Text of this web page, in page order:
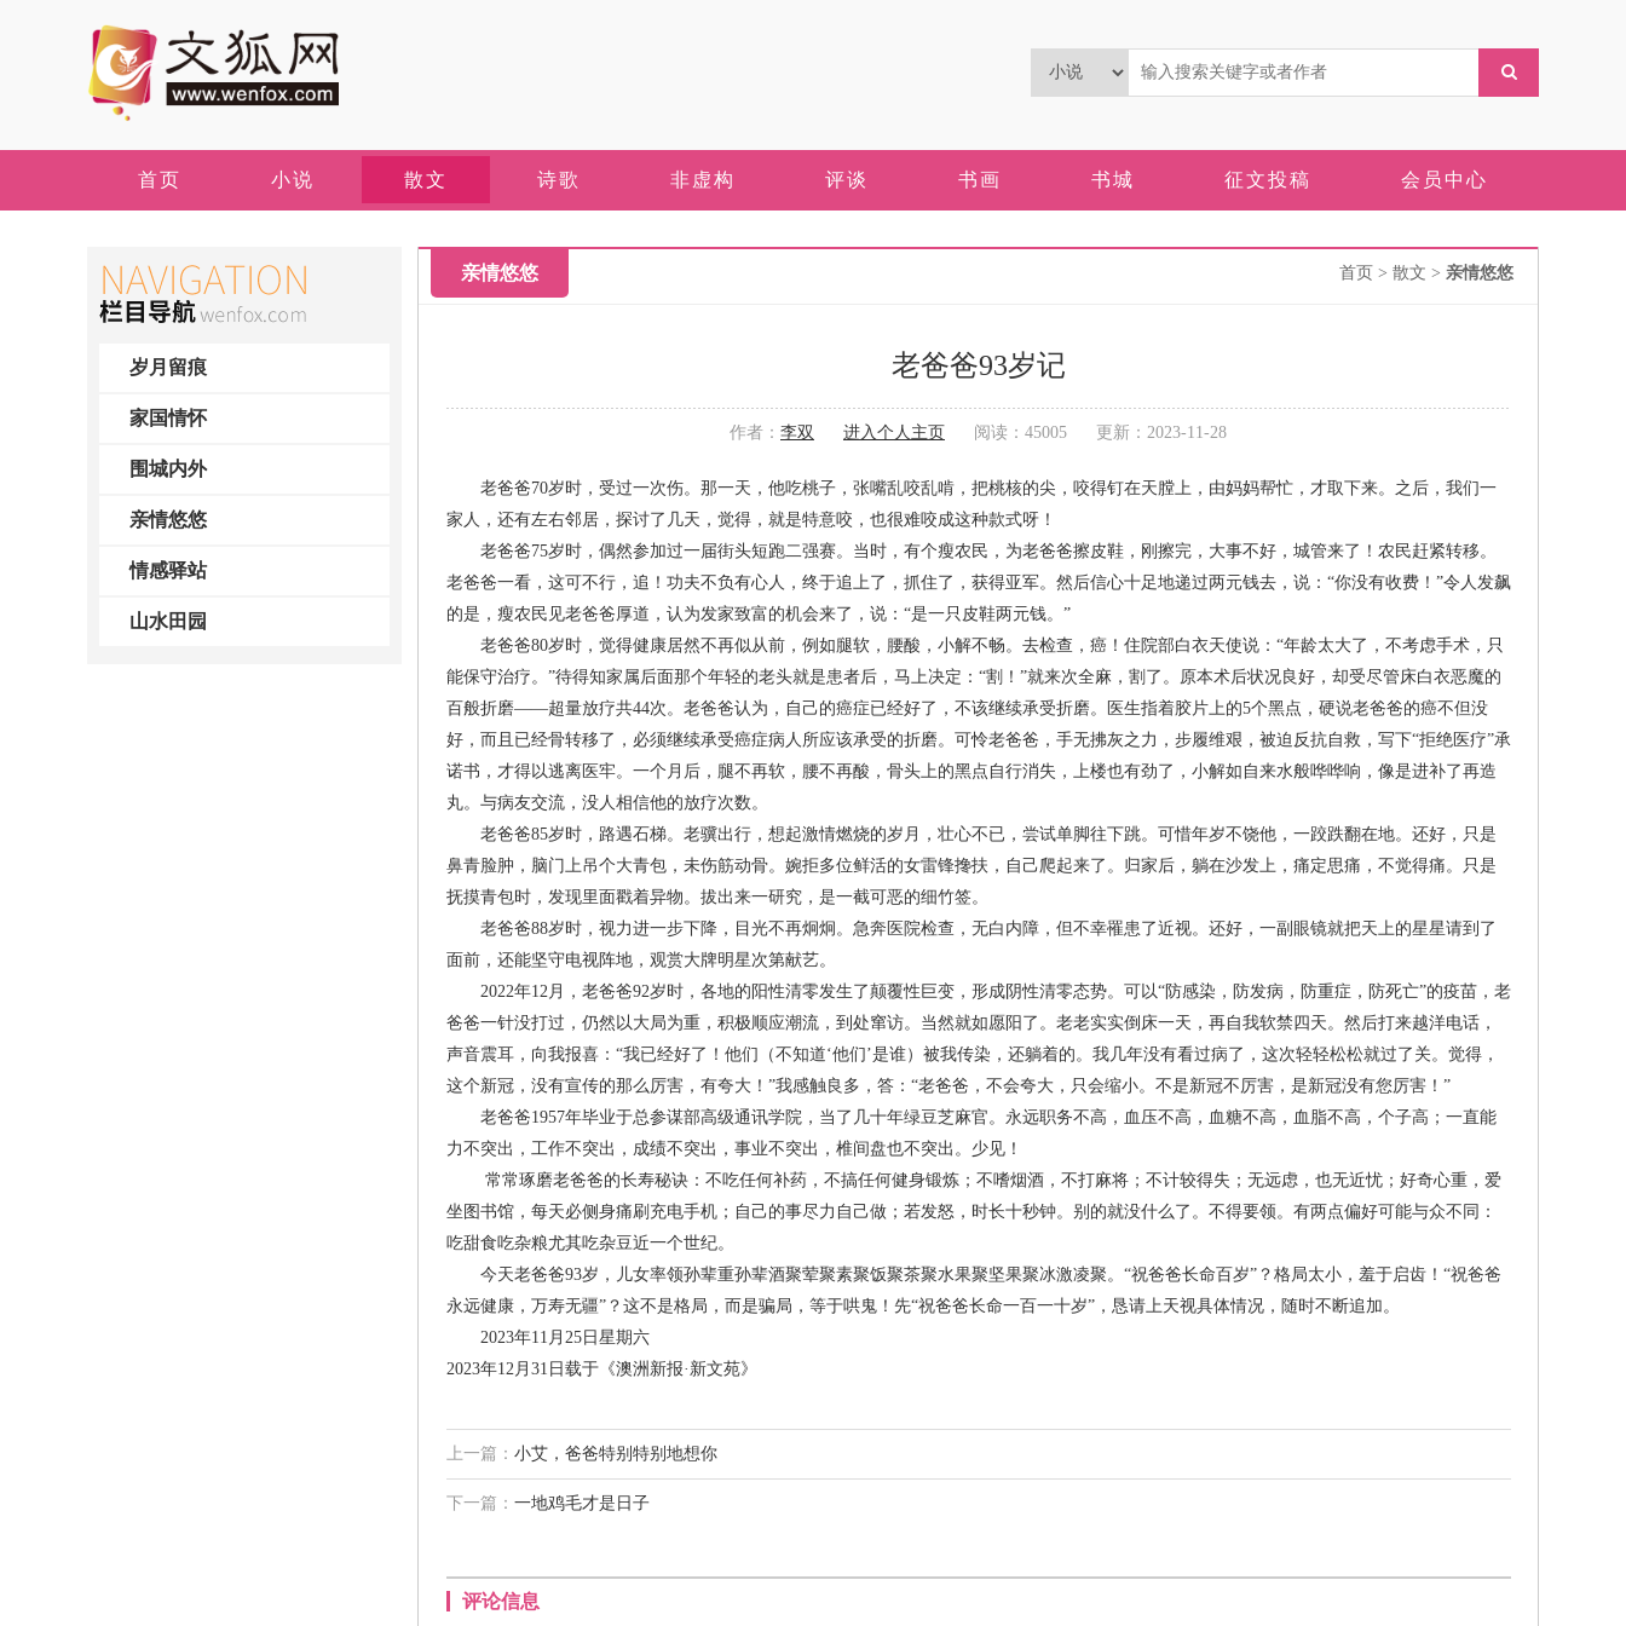
首页 小说 散文 诗歌 非虚构 评谈 书画 书城 征文投稿 会员中心
岁月留痕
家国情怀
围城内外
亲情悠悠
情感驿站
山水田园
亲情悠悠 首页 > 散文 > 亲情悠悠
老爸爸93岁记
作者： 李双 进入个人主页 阅读：45005 更新：2023-11-28
老爸爸70岁时，受过一次伤。那一天，他吃桃子，张嘴乱咬乱啃，把桃核的尖，咬得钉在天膛上，由妈妈帮忙，才取下来。之后，我们一
家人，还有左右邻居，探讨了几天，觉得，就是特意咬，也很难咬成这种款式呀！
老爸爸75岁时，偶然参加过一届街头短跑二强赛。当时，有个瘦农民，为老爸爸擦皮鞋，刚擦完，大事不好，城管来了！农民赶紧转移。
老爸爸一看，这可不行，追！功夫不负有心人，终于追上了，抓住了，获得亚军。然后信心十足地递过两元钱去，说：“你没有收费！”令人发飙
的是，瘦农民见老爸爸厚道，认为发家致富的机会来了，说：“是一只皮鞋两元钱。”
老爸爸80岁时，觉得健康居然不再似从前，例如腿软，腰酸，小解不畅。去检查，癌！住院部白衣天使说：“年龄太大了，不考虑手术，只
能保守治疗。”待得知家属后面那个年轻的老头就是患者后，马上决定：“割！”就来次全麻，割了。原本术后状况良好，却受尽管床白衣恶魔的
百般折磨——超量放疗共44次。老爸爸认为，自己的癌症已经好了，不该继续承受折磨。医生指着胶片上的5个黑点，硬说老爸爸的癌不但没
好，而且已经骨转移了，必须继续承受癌症病人所应该承受的折磨。可怜老爸爸，手无拂灰之力，步履维艰，被迫反抗自救，写下“拒绝医疗”承
诺书，才得以逃离医牢。一个月后，腿不再软，腰不再酸，骨头上的黑点自行消失，上楼也有劲了，小解如自来水般哗哗响，像是进补了再造
丸。与病友交流，没人相信他的放疗次数。
老爸爸85岁时，路遇石梯。老骥出行，想起激情燃烧的岁月，壮心不已，尝试单脚往下跳。可惜年岁不饶他，一跤跌翻在地。还好，只是
鼻青脸肿，脑门上吊个大青包，未伤筋动骨。婉拒多位鲜活的女雷锋搀扶，自己爬起来了。归家后，躺在沙发上，痛定思痛，不觉得痛。只是
抚摸青包时，发现里面戳着异物。拔出来一研究，是一截可恶的细竹签。
老爸爸88岁时，视力进一步下降，目光不再炯炯。急奔医院检查，无白内障，但不幸罹患了近视。还好，一副眼镜就把天上的星星请到了
面前，还能坚守电视阵地，观赏大牌明星次第献艺。
2022年12月，老爸爸92岁时，各地的阳性清零发生了颠覆性巨变，形成阴性清零态势。可以“防感染，防发病，防重症，防死亡”的疫苗，老
爸爸一针没打过，仍然以大局为重，积极顺应潮流，到处窜访。当然就如愿阳了。老老实实倒床一天，再自我软禁四天。然后打来越洋电话，
声音震耳，向我报喜：“我已经好了！他们（不知道‘他们’是谁）被我传染，还躺着的。我几年没有看过病了，这次轻轻松松就过了关。觉得，
这个新冠，没有宣传的那么厉害，有夸大！”我感触良多，答：“老爸爸，不会夸大，只会缩小。不是新冠不厉害，是新冠没有您厉害！”
老爸爸1957年毕业于总参谋部高级通讯学院，当了几十年绿豆芝麻官。永远职务不高，血压不高，血糖不高，血脂不高，个子高；一直能
力不突出，工作不突出，成绩不突出，事业不突出，椎间盘也不突出。少见！
常常琢磨老爸爸的长寿秘诀：不吃任何补药，不搞任何健身锻炼；不嗜烟酒，不打麻将；不计较得失；无远虑，也无近忧；好奇心重，爱
坐图书馆，每天必侧身痛刷充电手机；自己的事尽力自己做；若发怒，时长十秒钟。别的就没什么了。不得要领。有两点偏好可能与众不同：
吃甜食吃杂粮尤其吃杂豆近一个世纪。
今天老爸爸93岁，儿女率领孙辈重孙辈酒聚荤聚素聚饭聚茶聚水果聚坚果聚冰激凌聚。“祝爸爸长命百岁”？格局太小，羞于启齿！“祝爸爸
永远健康，万寿无疆”？这不是格局，而是骗局，等于哄鬼！先“祝爸爸长命一百一十岁”，恳请上天视具体情况，随时不断追加。
2023年11月25日星期六
2023年12月31日载于《澳洲新报·新文苑》
上一篇： 小艾，爸爸特别特别地想你
下一篇： 一地鸡毛才是日子
评论信息